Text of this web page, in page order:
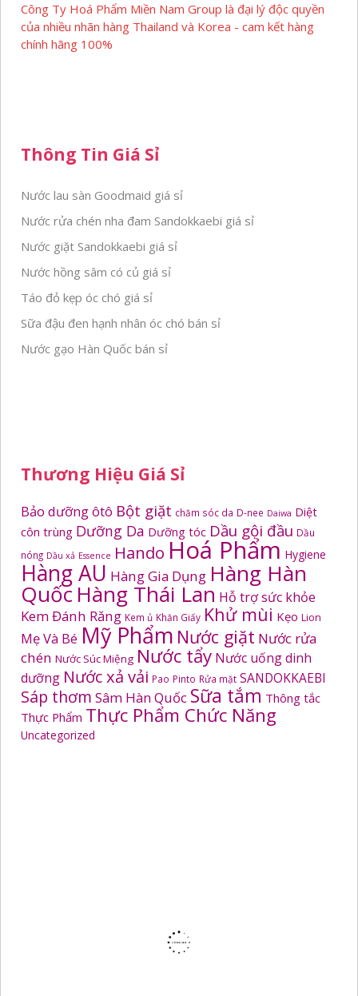
Công Ty Hoá Phẩm Miền Nam Group là đại lý độc quyền
của nhiều nhãn hàng Thailand và Korea - cam kết hàng
chính hãng 100%
Thông Tin Giá Sỉ
Nước lau sàn Goodmaid giá sỉ
Nước rửa chén nha đam Sandokkaebi giá sỉ
Nước giặt Sandokkaebi giá sỉ
Nước hồng sâm có củ giá sỉ
Táo đỏ kẹp óc chó giá sỉ
Sữa đậu đen hạnh nhân óc chó bán sỉ
Nước gạo Hàn Quốc bán sỉ
Thương Hiệu Giá Sỉ
Bảo dưỡng ôtô Bột giặt chăm sóc da D-nee Daiwa Diệt
côn trùng Dưỡng Da Dưỡng tóc Dầu gội đầu Dầu
nóng Dầu xả Essence Hando Hoá Phẩm Hygiene
Hàng AU Hàng Gia Dụng Hàng Hàn
Quốc Hàng Thái Lan Hỗ trợ sức khỏe
Kem Đánh Răng Kem ủ Khăn Giấy Khử mùi Kẹo Lion
Mẹ Và Bé Mỹ Phẩm Nước giặt Nước rửa
chén Nước Súc Miệng Nước tẩy Nước uống dinh
dưỡng Nước xả vải Pao Pinto Rửa mặt SANDOKKAEBI
Sáp thơm Sâm Hàn Quốc Sữa tắm Thông tắc
Thực Phẩm Thực Phẩm Chức Năng
Uncategorized